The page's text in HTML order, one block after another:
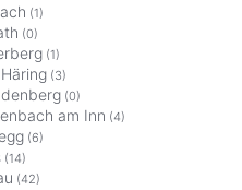
(1)
(0)
(1)
(3)
(0)
am Inn (4)
(6)
(14)
(42)